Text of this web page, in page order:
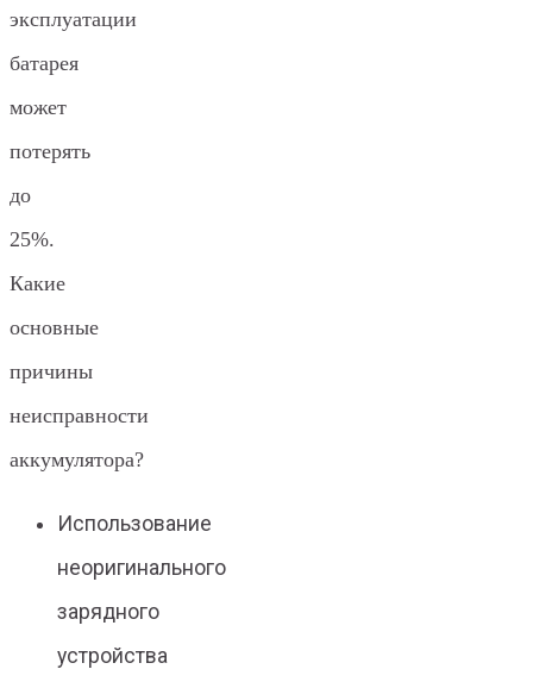
эксплуатации
батарея
может
потерять
до
25%.
Какие
основные
причины
неисправности
аккумулятора?
Использование
неоригинального
зарядного
устройства